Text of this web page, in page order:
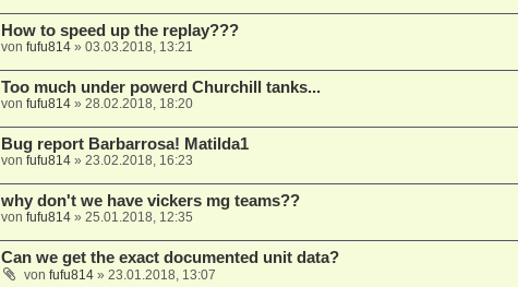
How to speed up the replay???
von fufu814» 03.03.2018, 13:21
Too much under powerd Churchill tanks...
von fufu814» 28.02.2018, 18:20
Bug report Barbarrosa! Matilda1
von fufu814» 23.02.2018, 16:23
why don't we have vickers mg teams??
von fufu814» 25.01.2018, 12:35
Can we get the exact documented unit data?
von fufu814» 23.01.2018, 13:07